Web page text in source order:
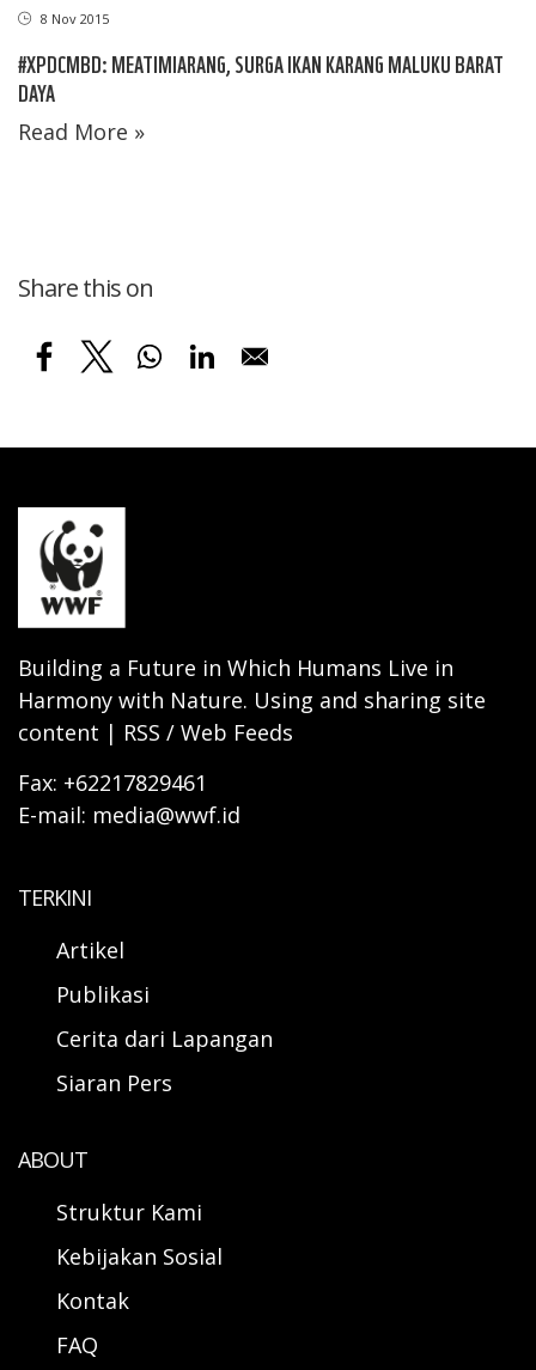
8 Nov 2015
#XPDCMBD: MEATIMIARANG, SURGA IKAN KARANG MALUKU BARAT
DAYA
Read More »
Share this on
Building a Future in Which Humans Live in
Harmony with Nature. Using and sharing site
content | RSS / Web Feeds
Fax: +62217829461
E-mail: media@wwf.id
TERKINI
Artikel
Publikasi
Cerita dari Lapangan
Siaran Pers
ABOUT
Struktur Kami
Kebijakan Sosial
Kontak
FAQ